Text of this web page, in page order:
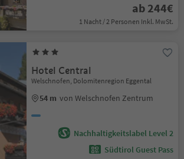
ab 244€
1 Nacht / 2 Personen Inkl. MwSt.
Hotel Central
Welschnofen, Dolomitenregion Eggental
54 m von Welschnofen Zentrum
Nachhaltigkeitslabel Level 2
Südtirol Guest Pass